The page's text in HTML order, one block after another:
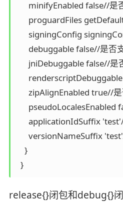
minifyEnabled false//
proguardFiles
signingConfig
debuggable false//是
jniDebuggable
zipAlignEnabled
applicationIdSuffix
versionNameSuffix
    }
  }
release{}闭包和debug{}